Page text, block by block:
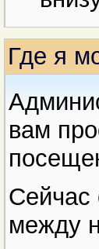
Где я
вам
Сейчас
между